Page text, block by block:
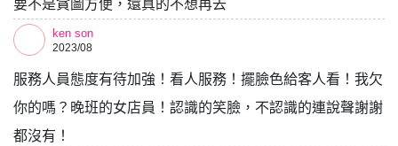
要不是貪圖方便，還真的不想再去
ken son
2023/08
服務人員態度有待加強！看人服務！擺臉色給客人看！我欠
你的嗎？晚班的女店員！認識的笑臉，不認識的連說聲謝謝
都沒有！